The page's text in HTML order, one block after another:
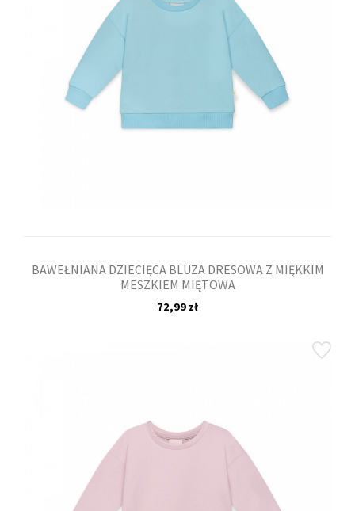
BAWEŁNIANA DZIECIĘCA BLUZA DRESOWA Z MIĘKKIM
MESZKIEM MIĘTOWA
72,99 zł